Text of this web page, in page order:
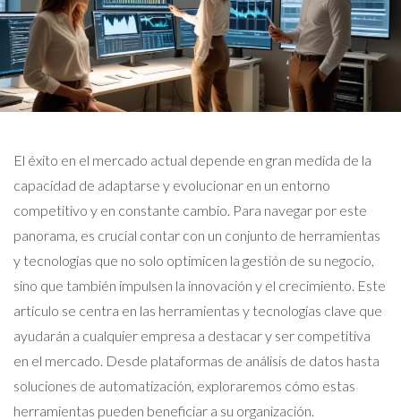
El éxito en el mercado actual depende en gran medida de la
capacidad de adaptarse y evolucionar en un entorno
competitivo y en constante cambio. Para navegar por este
panorama, es crucial contar con un conjunto de herramientas
y tecnologías que no solo optimicen la gestión de su negocio,
sino que también impulsen la innovación y el crecimiento. Este
artículo se centra en las herramientas y tecnologías clave que
ayudarán a cualquier empresa a destacar y ser competitiva
en el mercado. Desde plataformas de análisis de datos hasta
soluciones de automatización, exploraremos cómo estas
herramientas pueden beneficiar a su organización.